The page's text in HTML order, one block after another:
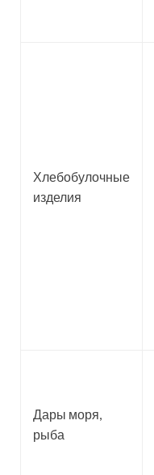
Хлебобулочные
изделия
Дары моря,
рыба